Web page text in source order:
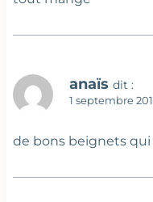
anaïs dit :
1 septembre
de bons beignets qui